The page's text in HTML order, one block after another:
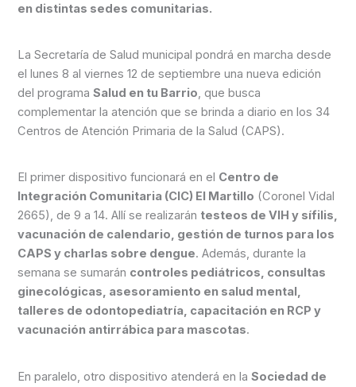
en distintas sedes comunitarias.
La Secretaría de Salud municipal pondrá en marcha desde
el lunes 8 al viernes 12 de septiembre una nueva edición
del programaSalud en tu Barrio, que busca
complementar la atención que se brinda a diario en los 34
Centros de Atención Primaria de la Salud (CAPS).
El primer dispositivo funcionará en el Centro de
Integración Comunitaria (CIC) El Martillo (Coronel Vidal
2665), de 9 a 14. Allí se realizarán testeos de VIH y sífilis,
vacunación de calendario, gestión de turnos para los
CAPS y charlas sobre dengue. Además, durante la
semana se sumarán controles pediátricos, consultas
ginecológicas, asesoramiento en salud mental,
talleres de odontopediatría, capacitación en RCP y
vacunación antirrábica para mascotas.
En paralelo, otro dispositivo atenderá en laSociedad de